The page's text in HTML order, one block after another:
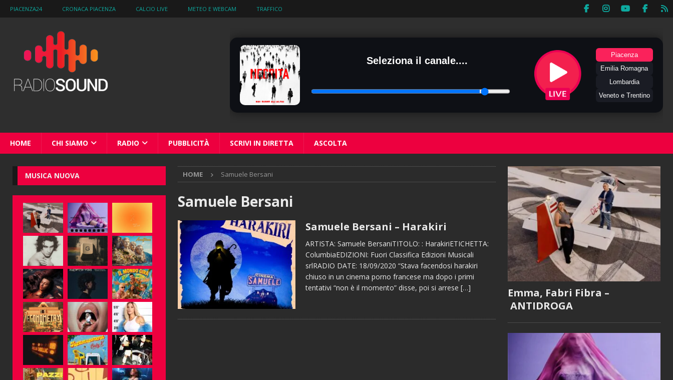
PIACENZA24 CRONACA PIACENZA CALCIO LIVE METEO E WEBCAM TRAFFICO
Seleziona il canale....
Piacenza
Emilia Romagna
Lombardia
Veneto e Trentino
HOME CHI SIAMO RADIO PUBBLICITÀ SCRIVI IN DIRETTA ASCOLTA
HOME Samuele Bersani
Samuele Bersani
Samuele Bersani – Harakiri
ARTISTA: Samuele BersaniTITOLO: : HarakiriETICHETTA:
ColumbiaEDIZIONI: Fuori Classifica Edizioni Musicali
srlRADIO DATE: 18/09/2020 “Stava facendosi harakiri
chiuso in un cinema porno francese ma dopo i primi
tentativi “non è il momento” disse, poi si arrese […]
MUSICA NUOVA
Emma, Fabri Fibra –
ANTIDROGA